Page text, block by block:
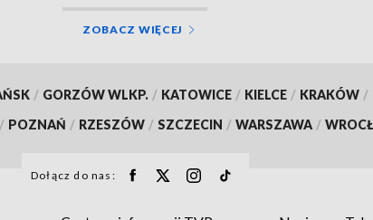
ZOBACZ WIĘCEJ
/ GORZÓW WLKP. / KATOWICE / KIELCE / KRAKÓW /
/ POZNAŃ / RZESZÓW / SZCZECIN / WARSZAWA /
Dołącz do nas: